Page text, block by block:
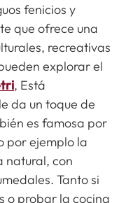
fenicios y
que ofrece una
recreativas
explorar el
, Está
da un toque de
es famosa por
por ejemplo la
natural, con
Tanto si
o probar la cocina